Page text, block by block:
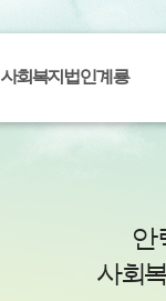
사회복지법인계룡
안
사회